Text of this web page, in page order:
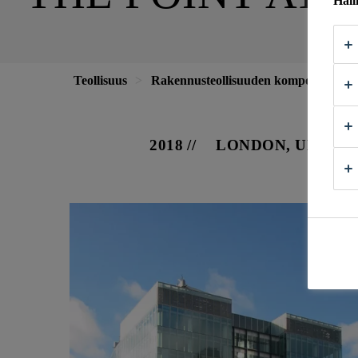
Teollisuus Rakennusteollisuuden komponentit
2018 LONDON,